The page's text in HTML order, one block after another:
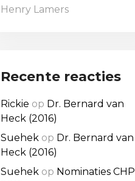
Henry Lamers
Recente reacties
Rickie op Dr. Bernard van
Heck (2016)
Suehekop Dr. Bernard van
Heck (2016)
Suehekop Nominaties CHP